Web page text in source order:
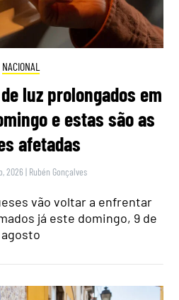
NACIONAL
luz prolongados em
e estas são as
afetadas
2026 | Rubén Gonçalves
vão voltar a enfrentar
já este domingo, 9 de
agosto